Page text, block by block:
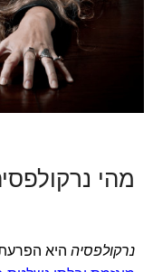
מהי
נרקולפסיה היא